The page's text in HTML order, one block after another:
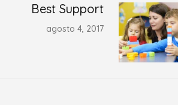
Best Support
agosto 4, 2017